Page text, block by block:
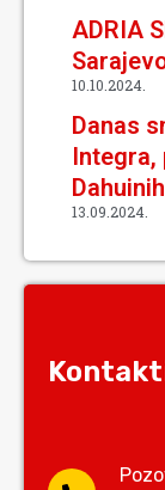
ADRIA
10.10.2024.
Danas
13.09.2024.